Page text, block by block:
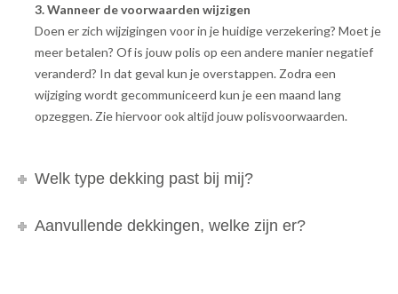
3. Wanneer de voorwaarden wijzigen
Doen er zich wijzigingen voor in je huidige verzekering? Moet je
meer betalen? Of is jouw polis op een andere manier negatief
veranderd? In dat geval kun je overstappen. Zodra een
wijziging wordt gecommuniceerd kun je een maand lang
opzeggen. Zie hiervoor ook altijd jouw polisvoorwaarden.
Welk type dekking past bij mij?
Aanvullende dekkingen, welke zijn er?